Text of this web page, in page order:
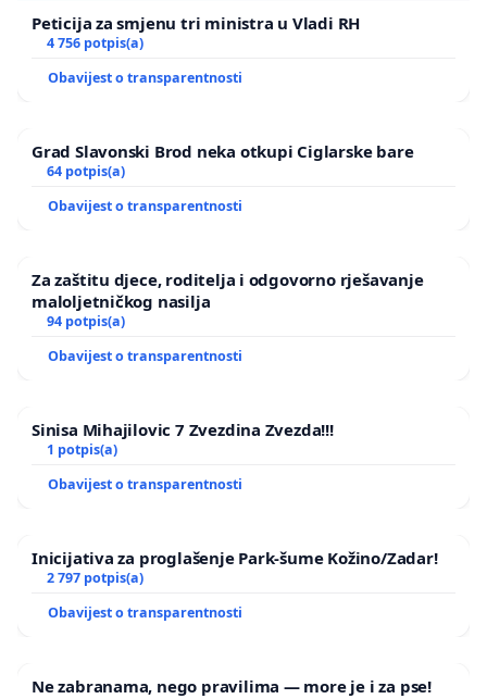
Peticija za smjenu tri ministra u Vladi RH
4 756 potpis(a)
Obavijest o transparentnosti
Grad Slavonski Brod neka otkupi Ciglarske bare
64 potpis(a)
Obavijest o transparentnosti
Za zaštitu djece, roditelja i odgovorno rješavanje
maloljetničkog nasilja
94 potpis(a)
Obavijest o transparentnosti
Sinisa Mihajilovic 7 Zvezdina Zvezda!!!
1 potpis(a)
Obavijest o transparentnosti
Inicijativa za proglašenje Park-šume Kožino/Zadar!
2 797 potpis(a)
Obavijest o transparentnosti
Ne zabranama, nego pravilima — more je i za pse!